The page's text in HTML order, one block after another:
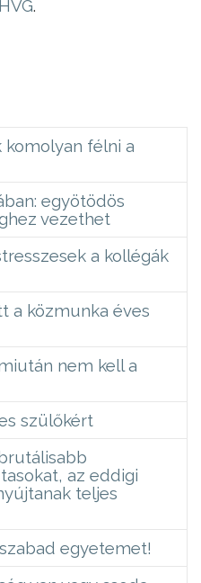
.
félni a
egyötödös
vezethet
a kollégák
a közmunka éves
nem kell a
szülőkért
az eddigi
teljes
egyetemet!